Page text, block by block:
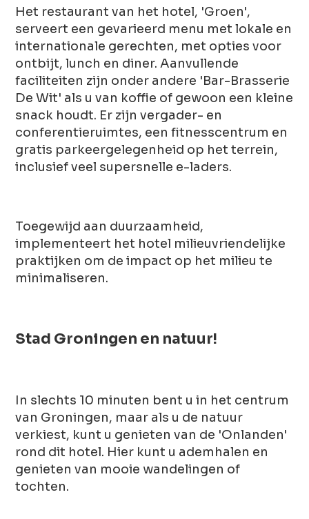
Het restaurant van het hotel, 'Groen',
serveert een gevarieerd menu met lokale en
internationale gerechten, met opties voor
ontbijt, lunch en diner. Aanvullende
faciliteiten zijn onder andere 'Bar-Brasserie
De Wit' als u van koffie of gewoon een kleine
snack houdt. Er zijn vergader- en
conferentieruimtes, een fitnesscentrum en
gratis parkeergelegenheid op het terrein,
inclusief veel supersnelle e-laders.
Toegewijd aan duurzaamheid,
implementeert het hotel milieuvriendelijke
praktijken om de impact op het milieu te
minimaliseren.
Stad Groningen en natuur!
In slechts 10 minuten bent u in het centrum
van Groningen, maar als u de natuur
verkiest, kunt u genieten van de 'Onlanden'
rond dit hotel. Hier kunt u ademhalen en
genieten van mooie wandelingen of
tochten.